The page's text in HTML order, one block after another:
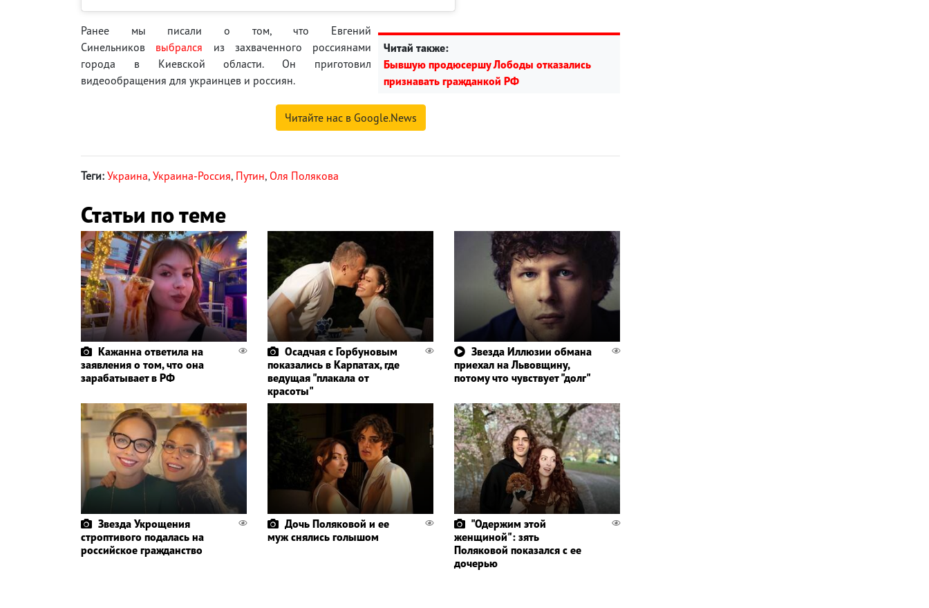
Читай также:
Бывшую продюсершу Лободы отказались
признавать гражданкой РФ
Ранее мы писали о том, что Евгений
Синельников выбрался из захваченного россиянами
города в Киевской области. Он приготовил
видеообращения для украинцев и россиян.
Читайте нас в Google.News
Теги: Украина, Украина-Россия, Путин, Оля Полякова
Статьи по теме
Кажанна ответила на
заявления о том, что она
зарабатывает в РФ
Осадчая с Горбуновым
показались в Карпатах, где
ведущая "плакала от
красоты"
Звезда Иллюзии обмана
приехал на Львовщину,
потому что чувствует "долг"
Звезда Укрощения
строптивого подалась на
российское гражданство
Дочь Поляковой и ее
муж снялись голышом
"Одержим этой
женщиной": зять
Поляковой показался с ее
дочерью